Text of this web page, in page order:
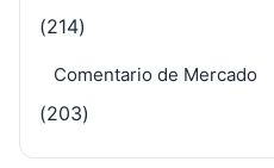
(214)
Comentario de Mercado
(203)